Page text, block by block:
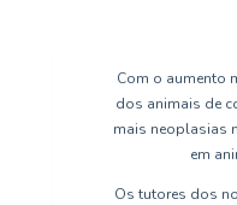
Com o aumento
dos animais de
mais neoplasias
em
Os tutores dos